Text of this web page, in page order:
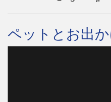
ペットとお出